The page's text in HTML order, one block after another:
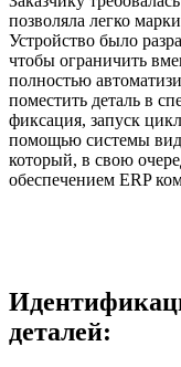
позволяла легко
Устройство было
чтобы ограничить
полностью
поместить деталь в
фиксация, запуск
помощью системы
который, в свою
обеспечением ERP
деталей: